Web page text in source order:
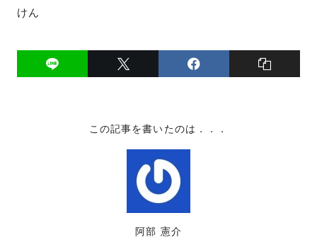
けん
この記事を書いたのは．．．
阿部 憲介